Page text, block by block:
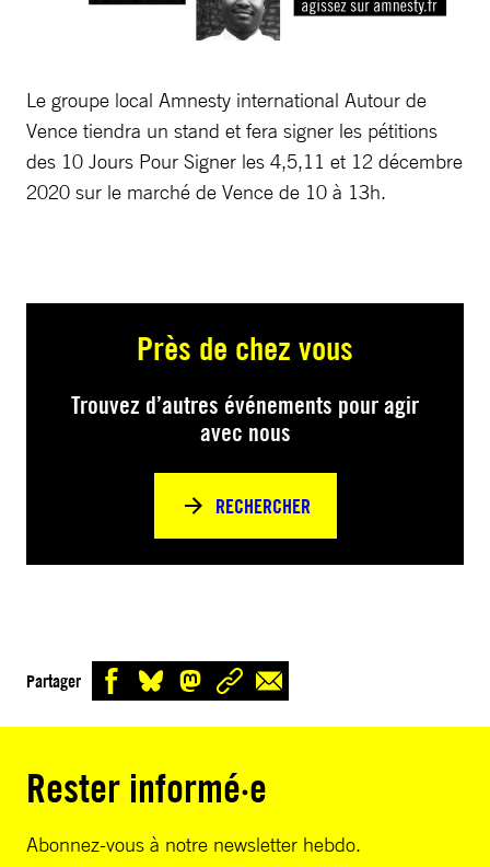
Le groupe local Amnesty international Autour de
Vence tiendra un stand et fera signer les pétitions
des 10 Jours Pour Signer les 4,5,11 et 12 décembre
2020 sur le marché de Vence de 10 à 13h.
Près de chez vous
Trouvez d’autres événements pour agir
avec nous
RECHERCHER
Partager
Rester informé·e
Abonnez-vous à notre newsletter hebdo.